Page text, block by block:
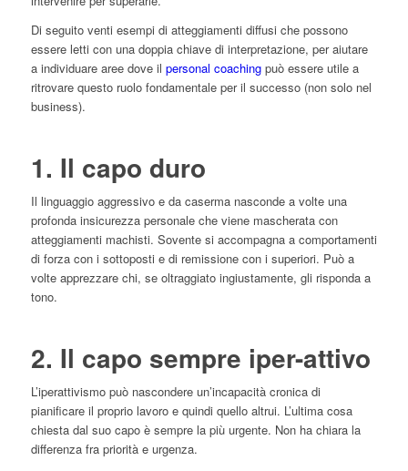
Di seguito venti esempi di atteggiamenti diffusi che possono
essere letti con una doppia chiave di interpretazione, per aiutare
a individuare aree dove il personal coachingpuò essere utile a
ritrovare questo ruolo fondamentale per il successo (non solo nel
business).
1. Il capo duro
Il linguaggio aggressivo e da caserma nasconde a volte una
profonda insicurezza personale che viene mascherata con
atteggiamenti machisti. Sovente si accompagna a comportamenti
di forza con i sottoposti e di remissione con i superiori. Può a
volte apprezzare chi, se oltraggiato ingiustamente, gli risponda a
tono.
2. Il capo sempre iper-attivo
L’iperattivismo può nascondere un’incapacità cronica di
pianificare il proprio lavoro e quindi quello altrui. L’ultima cosa
chiesta dal suo capo è sempre la più urgente. Non ha chiara la
differenza fra priorità e urgenza.